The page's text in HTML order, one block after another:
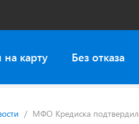
карту Без отказа
МФО Кредиска